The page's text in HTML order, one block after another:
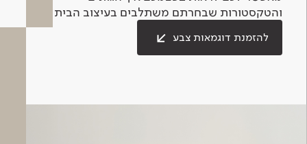
והטקסטורות שבחרתם משתלבים בעיצוב הבית.
להזמנת דוגמאות צבע